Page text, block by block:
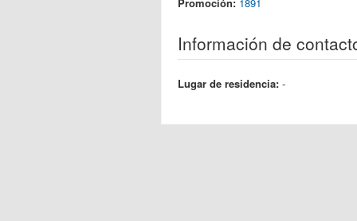
Información de
Lugar de residencia: -